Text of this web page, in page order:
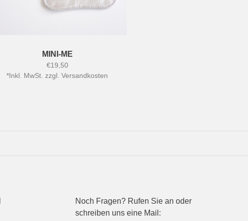
MINI-ME
€19,50
*Inkl. MwSt. zzgl.Versandkosten
Noch Fragen? Rufen Sie an oder
schreiben uns eine Mail: